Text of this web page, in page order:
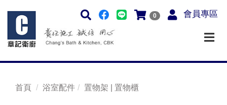
0 會員專區
首頁 浴室配件 置物架 | 置物櫃